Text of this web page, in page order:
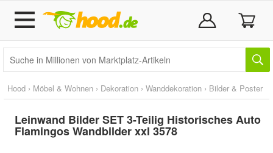
Hood › Möbel & Wohnen › Dekoration › Wanddekoration › Bilder & Poster
Leinwand Bilder SET 3-Teilig Historisches Auto
Flamingos Wandbilder xxl 3578